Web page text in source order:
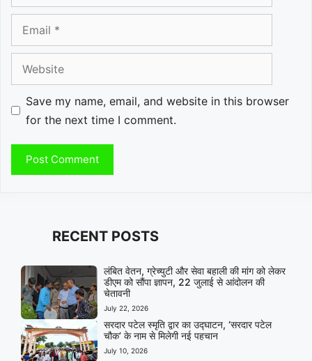
Save my name, email, and website in this browser
for the next time I comment.
RECENT POSTS
लंबित वेतन, ग्रेच्युटी और सेवा बहाली की मांग को लेकर
डीएम को सौंपा ज्ञापन, 22 जुलाई से आंदोलन की
चेतावनी
July 22, 2026
सरदार पटेल स्मृति द्वार का उद्घाटन, ‘सरदार पटेल
चौक’ के नाम से मिलेगी नई पहचान
July 10, 2026